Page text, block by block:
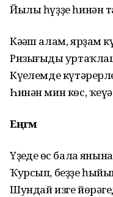
Йылы һүҙҙе һинән
Кәңәш алам, ярҙам
Ризығыңды
Күңелемде
Һинән мин көс,
Еңгәмә
Үҙеңдең өс балаң
Ҡурсып, беҙҙе
Шундай изге